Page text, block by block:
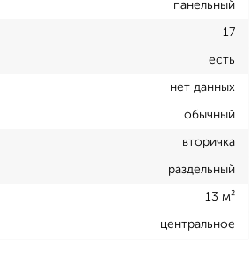
панельный
17
есть
нет данных
обычный
вторичка
раздельный
13 м²
центральное